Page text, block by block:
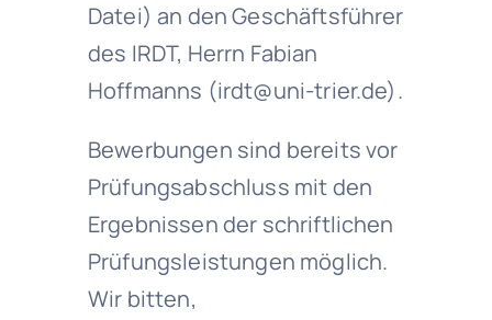
Datei) an den Geschäftsführer
des IRDT, Herrn Fabian
Hoffmanns (irdt@uni-trier.de).
Bewerbungen sind bereits vor
Prüfungsabschluss mit den
Ergebnissen der schriftlichen
Prüfungsleistungen möglich.
Wir bitten,